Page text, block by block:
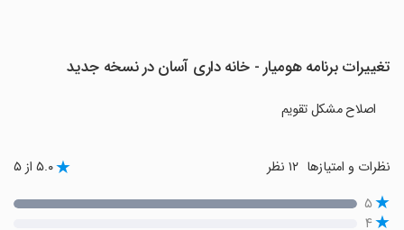
تغییرات برنامه ‏هومیار - ‌خانه‌ داری آسان در نسخه جدید
اصلاح مشکل تقویم
نظرات و امتیازها ۵.۰ از ۵
۵
۴